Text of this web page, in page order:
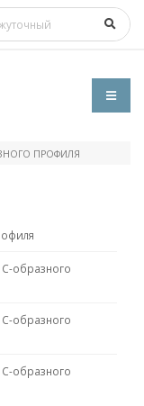
ПРОФИЛЯ
образного
образного
образного